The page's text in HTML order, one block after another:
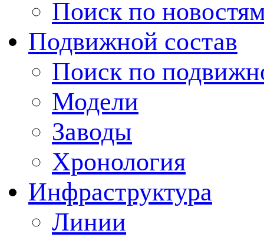
Поиск по
Подвижной состав
Поиск по
Модели
Заводы
Хронология
Инфраструктура
Линии